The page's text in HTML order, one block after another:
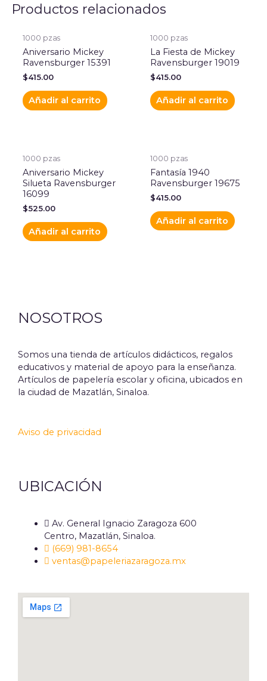
Productos relacionados
1000 pzas
Aniversario Mickey
Ravensburger 15391
$415.00
Añadir al carrito
1000 pzas
La Fiesta de Mickey
Ravensburger 19019
$415.00
Añadir al carrito
1000 pzas
Aniversario Mickey
Silueta Ravensburger
16099
$525.00
Añadir al carrito
1000 pzas
Fantasía 1940
Ravensburger 19675
$415.00
Añadir al carrito
NOSOTROS
Somos una tienda de artículos didácticos, regalos
educativos y material de apoyo para la enseñanza.
Artículos de papelería escolar y oficina, ubicados en
la ciudad de Mazatlán, Sinaloa.
Aviso de privacidad
UBICACIÓN
Av. General Ignacio Zaragoza 600
Centro, Mazatlán, Sinaloa.
(669) 981-8654
ventas@papeleriazaragoza.mx